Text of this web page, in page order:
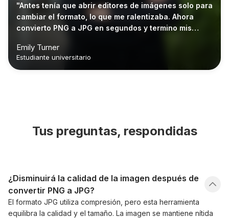
"Antes tenía que abrir editores de imágenes solo para
cambiar el formato, lo que me ralentizaba. Ahora
convierto PNG a JPG en segundos y termino mis
Emily Turner
Estudiante universitario
Tus preguntas, respondidas
¿Disminuirá la calidad de la imagen después de
convertir PNG a JPG?
El formato JPG utiliza compresión, pero esta herramienta
equilibra la calidad y el tamaño. La imagen se mantiene nítida